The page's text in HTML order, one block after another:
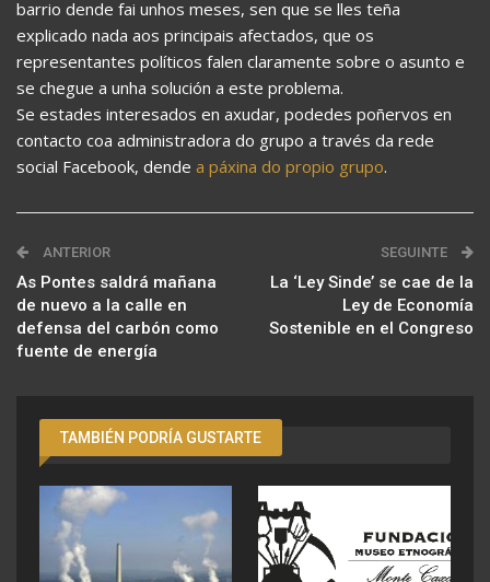
barrio dende fai unhos meses, sen que se lles teña
explicado nada aos principais afectados, que os
representantes políticos falen claramente sobre o asunto e
se chegue a unha solución a este problema.
Se estades interesados en axudar, podedes poñervos en
contacto coa administradora do grupo a través da rede
social Facebook, dende a páxina do propio grupo.
ANTERIOR
As Pontes saldrá mañana
de nuevo a la calle en
defensa del carbón como
fuente de energía
SEGUINTE
La ‘Ley Sinde’ se cae de la
Ley de Economía
Sostenible en el Congreso
TAMBIÉN PODRÍA GUSTARTE